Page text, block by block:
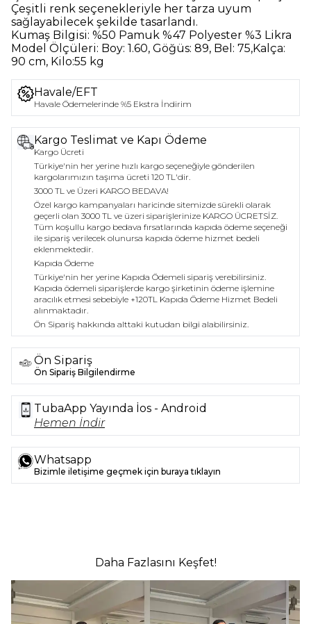
Çeşitli renk seçenekleriyle her tarza uyum
sağlayabilecek şekilde tasarlandı.
Kumaş Bilgisi: %50 Pamuk %47 Polyester %3 Likra
Model Ölçüleri: Boy: 1.60, Göğüs: 89, Bel: 75,Kalça:
90 cm, Kilo:55 kg
Havale/EFT
Havale Ödemelerinde %5 Ekstra İndirim
Kargo Teslimat ve Kapı Ödeme
Kargo Ücreti
Türkiye'nin her yerine hızlı kargo seçeneğiyle gönderilen
kargolarımızın taşıma ücreti 120 TL'dir.
3000 TL ve Üzeri KARGO BEDAVA!
Özel kargo kampanyaları haricinde sitemizde sürekli olarak
geçerli olan 3000 TL ve üzeri siparişlerinize KARGO ÜCRETSİZ.
Tüm koşullu kargo bedava fırsatlarında kapıda ödeme seçeneği
ile sipariş verilecek olunursa kapıda ödeme hizmet bedeli
eklenmektedir.
Kapıda Ödeme
Türkiye'nin her yerine Kapıda Ödemeli sipariş verebilirsiniz.
Kapıda ödemeli siparişlerde kargo şirketinin ödeme işlemine
aracılık etmesi sebebiyle +120TL Kapıda Ödeme Hizmet Bedeli
alınmaktadır.
Ön Sipariş hakkında alttaki kutudan bilgi alabilirsiniz.
Ön Sipariş
Ön Sipariş Bilgilendirme
TubaApp Yayında İos - Android
Hemen İndir
Whatsapp
Bizimle iletişime geçmek için buraya tıklayın
Daha Fazlasını Keşfet!